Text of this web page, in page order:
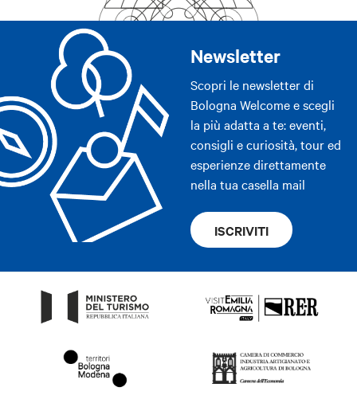
Newsletter
Scopri le newsletter di
Bologna Welcome e scegli
la più adatta a te: eventi,
consigli e curiosità, tour ed
esperienze direttamente
nella tua casella mail
ISCRIVITI